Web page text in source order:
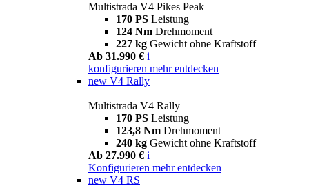
Multistrada V4 Pikes Peak
170 PS Leistung
124 Nm Drehmoment
227 kg Gewicht ohne Kraftstoff
Ab 31.990 € i
konfigurieren mehr entdecken
new V4 Rally
Multistrada V4 Rally
170 PS Leistung
123,8 Nm Drehmoment
240 kg Gewicht ohne Kraftstoff
Ab 27.990 € i
Konfigurieren mehr entdecken
new V4 RS